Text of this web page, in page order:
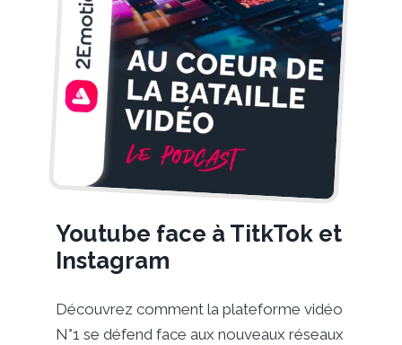
Youtube face à TitkTok et
Instagram
Découvrez comment la plateforme vidéo
N°1 se défend face aux nouveaux réseaux